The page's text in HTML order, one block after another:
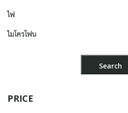
ไฟ
ไมโครโฟน
PRICE